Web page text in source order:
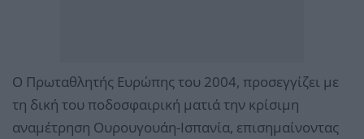
Ο Πρωταθλητής Ευρώπης του 2004, προσεγγίζει με
τη δική του ποδοσφαιρική ματιά την κρίσιμη
αναμέτρηση Ουρουγουάη-Ισπανία, επισημαίνοντας